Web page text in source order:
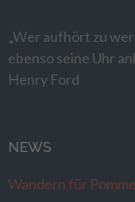
„Wer aufhört zu
ebenso seine Uhr
Henry Ford
NEWS
Wandern für